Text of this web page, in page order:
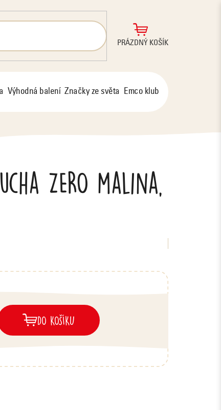
NÁKUPNÍ
PRÁZDNÝ KOŠÍK
Výhodná balení Značky ze světa Emco klub
ZERO malina,
DO KOŠÍKU